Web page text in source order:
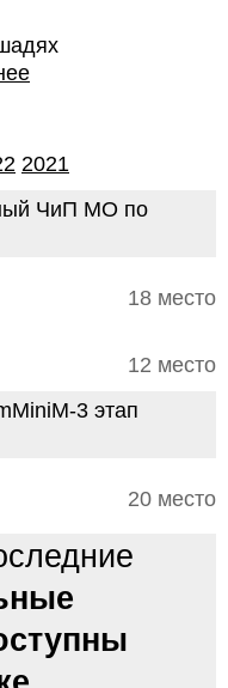
2021
ЧиП МО по
18 место
12 место
3 этап
20 место